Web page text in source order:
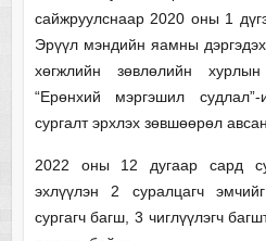
сайжруулснаар 2020 оны 1
Эрүүл мэндийн яамны
хөгжлийн зөвлөлийн
“Ерөнхий мэргэшил
сургалт эрхлэх зөвшөөрөл авсан.
2022 оны 12 дугаар сард
эхлүүлэн 2 суралцагч
сургагч багш, 3 чиглүүлэгч